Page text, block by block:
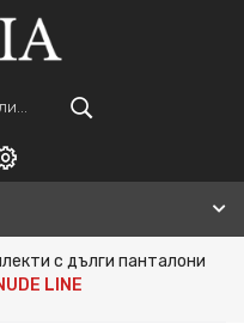
Е ПРАЗНА.
с дълги панталони
LINE